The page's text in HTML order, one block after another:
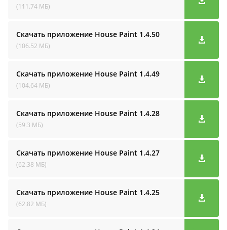
(111.74 МБ)
Скачать приложение House Paint 1.4.50
(106.52 МБ)
Скачать приложение House Paint 1.4.49
(104.64 МБ)
Скачать приложение House Paint 1.4.28
(59.3 МБ)
Скачать приложение House Paint 1.4.27
(62.38 МБ)
Скачать приложение House Paint 1.4.25
(62.82 МБ)